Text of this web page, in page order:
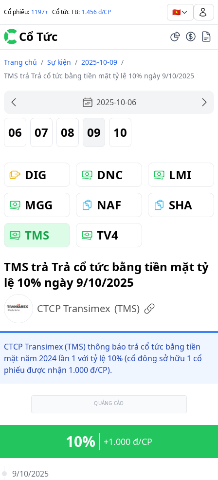
Cổ phiếu: 1197+ Cổ tức TB: 1.456 đ/CP 🇻🇳
Cổ Tức
Trang chủ / Sự kiện / 2025-10-09 /
TMS trả Trả cổ tức bằng tiền mặt tỷ lệ 10% ngày 9/10/2025
2025-10-06
06 07 08 09 10
DIG DNC
LMI
MGG
NAF
SHA
TMS
TV4
TMS trả Trả cổ tức bằng tiền mặt tỷ
lệ 10% ngày 9/10/2025
CTCP Transimex (TMS)
CTCP Transimex (TMS) thông báo trả cổ tức bằng tiền
mặt năm 2024 lần 1 với tỷ lệ 10% (cổ đông sở hữu 1 cổ
phiếu được nhận 1.000 đ/CP).
QUẢNG CÁO
9/10/2025
10% +1.000 đ/CP